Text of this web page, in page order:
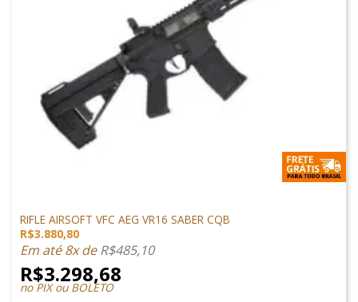
RIFLE AIRSOFT VFC AEG VR16 SABER CQB
R$3.880,80
Em até 8x deR$485,10
R$3.298,68
no PIX ou BOLETO